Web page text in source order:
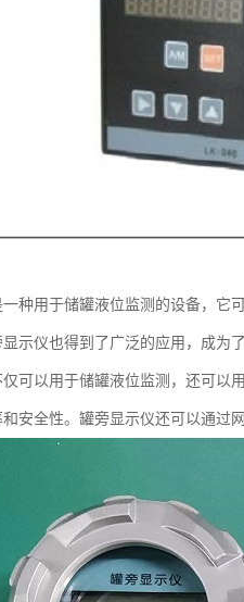
种用于储罐液位监测的设备，它
示仪也得到了广泛的应用，成为
可以用于储罐液位监测，还可以
安全性。罐旁显示仪还可以通过